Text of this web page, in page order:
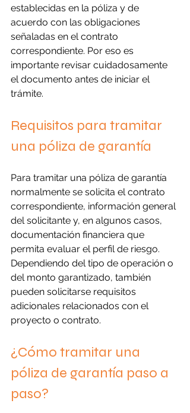
establecidas en la póliza y de
acuerdo con las obligaciones
señaladas en el contrato
correspondiente. Por eso es
importante revisar cuidadosamente
el documento antes de iniciar el
trámite.
Requisitos para tramitar
una póliza de garantía
Para tramitar una póliza de garantía
normalmente se solicita el contrato
correspondiente, información general
del solicitante y, en algunos casos,
documentación financiera que
permita evaluar el perfil de riesgo.
Dependiendo del tipo de operación o
del monto garantizado, también
pueden solicitarse requisitos
adicionales relacionados con el
proyecto o contrato.
¿Cómo tramitar una
póliza de garantía paso a
paso?